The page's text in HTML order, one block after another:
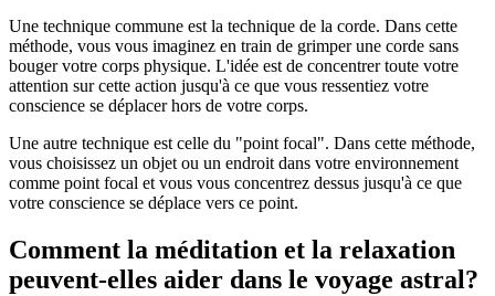
Une technique commune est la technique de la corde. Dans cette
méthode, vous vous imaginez en train de grimper une corde sans
bouger votre corps physique. L'idée est de concentrer toute votre
attention sur cette action jusqu'à ce que vous ressentiez votre
conscience se déplacer hors de votre corps.
Une autre technique est celle du "point focal". Dans cette méthode,
vous choisissez un objet ou un endroit dans votre environnement
comme point focal et vous vous concentrez dessus jusqu'à ce que
votre conscience se déplace vers ce point.
Comment la méditation et la relaxation
peuvent-elles aider dans le voyage astral?